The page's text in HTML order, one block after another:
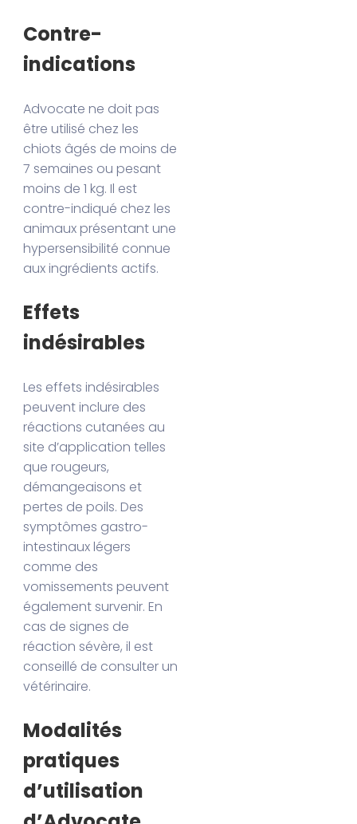
Contre-
indications
Advocate ne doit pas
être utilisé chez les
chiots âgés de moins de
7 semaines ou pesant
moins de 1 kg. Il est
contre-indiqué chez les
animaux présentant une
hypersensibilité connue
aux ingrédients actifs.
Effets
indésirables
Les effets indésirables
peuvent inclure des
réactions cutanées au
site d’application telles
que rougeurs,
démangeaisons et
pertes de poils. Des
symptômes gastro-
intestinaux légers
comme des
vomissements peuvent
également survenir. En
cas de signes de
réaction sévère, il est
conseillé de consulter un
vétérinaire.
Modalités
pratiques
d’utilisation